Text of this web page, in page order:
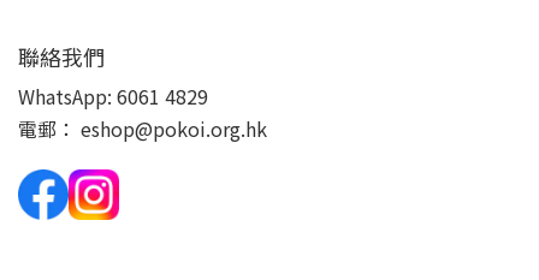
聯絡我們
WhatsApp: 6061 4829
電郵： eshop@pokoi.org.hk